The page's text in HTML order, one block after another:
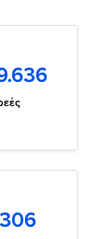
306